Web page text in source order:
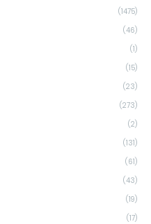
(1475)
(46)
(1)
(15)
(23)
(273)
(2)
(131)
(61)
(43)
(19)
(17)